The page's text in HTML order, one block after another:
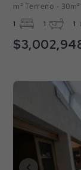
m² Terreno -
1 1 1